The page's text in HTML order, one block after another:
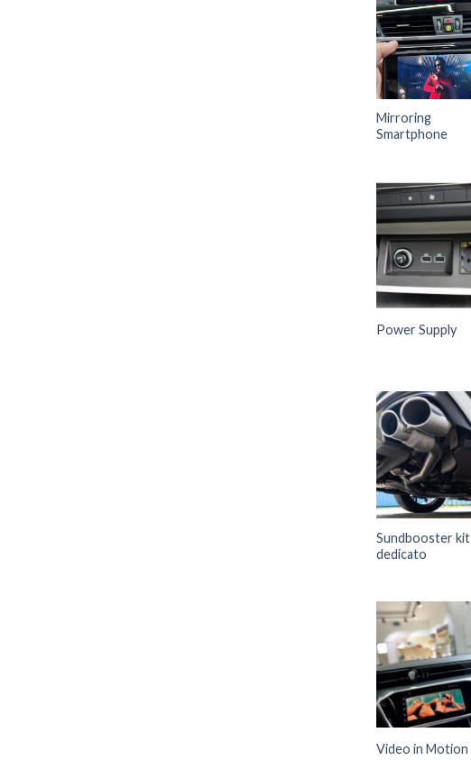
Mirroring
Smartphone
Power Supply
Sundbooster kit
dedicato
Video in Motion